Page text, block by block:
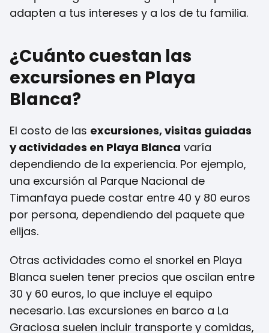
adapten a tus intereses y a los de tu familia.
¿Cuánto cuestan las
excursiones en Playa
Blanca?
El costo de las excursiones, visitas guiadas
y actividades en Playa Blanca varía
dependiendo de la experiencia. Por ejemplo,
una excursión al Parque Nacional de
Timanfaya puede costar entre 40 y 80 euros
por persona, dependiendo del paquete que
elijas.
Otras actividades como el snorkel en Playa
Blanca suelen tener precios que oscilan entre
30 y 60 euros, lo que incluye el equipo
necesario. Las excursiones en barco a La
Graciosa suelen incluir transporte y comidas,